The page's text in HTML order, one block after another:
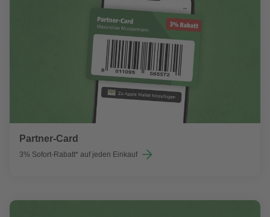
Partner-Card
3% Sofort-Rabatt* auf jeden Einkauf